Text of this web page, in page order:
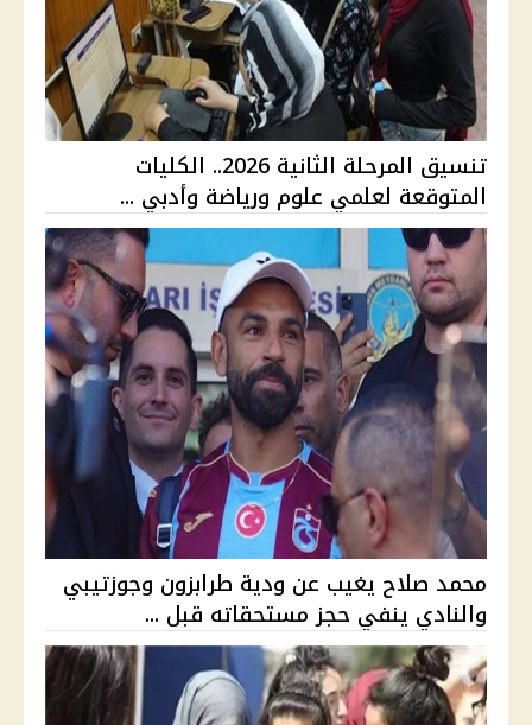
تنسيق المرحلة الثانية 2026.. الكليات
المتوقعة لعلمي علوم ورياضة وأدبي ...
محمد صلاح يغيب عن ودية طرابزون وجوزتيبي
والنادي ينفي حجز مستحقاته قبل ...